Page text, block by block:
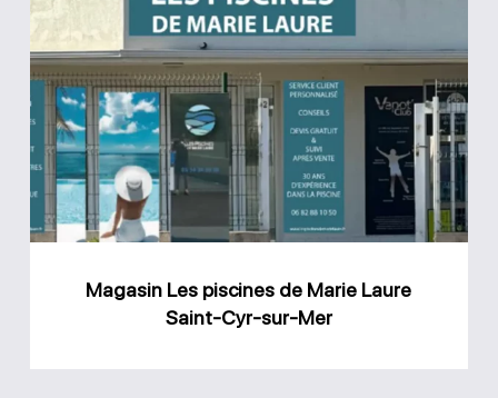
Magasin
Les
piscines
de
Marie
Laure
Saint-
Magasin Les piscines de Marie Laure
Saint-Cyr-sur-Mer